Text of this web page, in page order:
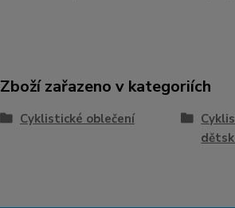
Zboží zařazeno v kategoriích
Cyklistické oblečení